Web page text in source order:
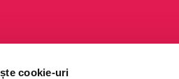
cookie-uri